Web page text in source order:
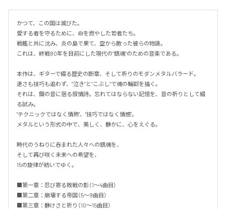
かつて、この国は滅びた。
愛する者を守るために、命を燃やした若者たち。
戦艦と共に沈み、炎の島で果て、空から散った彼らの物語。
これは、終戦80年を目前にした現代の“鎮魂”のための音楽である。
本作は、ギターで綴る歴史の断章、そして祈りのモダンメタルバラード。
速さも技巧も追わず、“泣き”と“こぶし”で魂の輪郭を描く。
それは、鋼の音に宿る叙情詩。忘れてはならない記憶を、音の祈りとして綴
る試み。
"テクニックではなく情熱"、"技巧ではなく情感"。
メタルという形式の中で、美しく、静かに、心をえぐる。
時代のうねりに呑まれた人々への鎮魂を、
そして再び咲く未来への希望を、
15の旋律が紡いでゆく。
■第一章：忍び寄る敗戦の影（1～4曲目）
■第二章：崩壊する帝国（5～9曲目）
■第三章：静けさと祈り（10～15曲目）